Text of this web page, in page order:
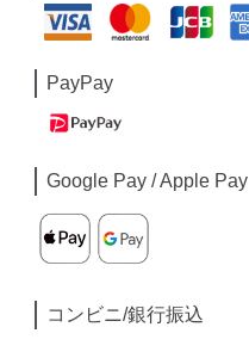
PayPay
Google Pay / Apple Pay
コンビニ/銀行振込